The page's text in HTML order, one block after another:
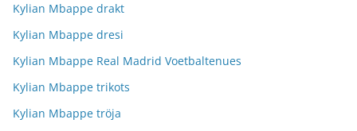
Kylian Mbappe drakt
Kylian Mbappe dresi
Kylian Mbappe Real Madrid Voetbaltenues
Kylian Mbappe trikots
Kylian Mbappe tröja